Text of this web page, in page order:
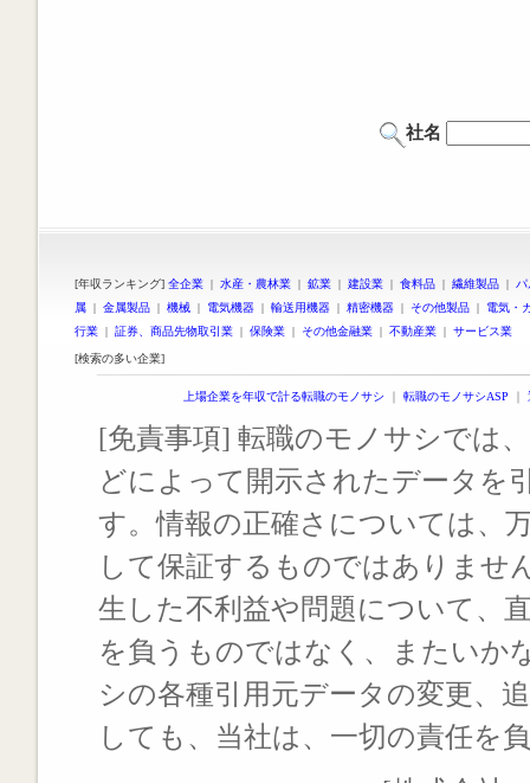
社名
[年収ランキング] 全企業 | 水産・農林業 | 鉱業 | 建設業 | 食料品 | 繊維製品 |
属 | 金属製品 | 機械 | 電気機器 | 輸送用機器 | 精密機器 | その他製品 | 電気・
行業 | 証券、商品先物取引業 | 保険業 | その他金融業 | 不動産業 | サービス業
[検索の多い企業]
上場企業を年収で計る転職のモノサシ ｜ 転職のモノサシASP ｜
[免責事項] 転職のモノサシでは
どによって開示されたデータを
す。情報の正確さについては、
して保証するものではありませ
生した不利益や問題について、
を負うものではなく、またいか
シの各種引用元データの変更、
しても、当社は、一切の責任を